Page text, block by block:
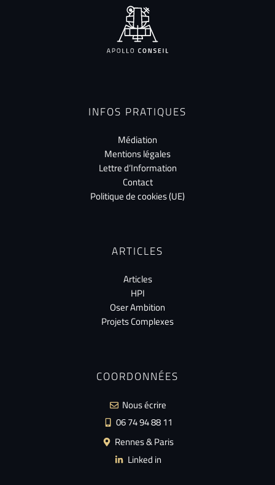
INFOS PRATIQUES
Médiation
Mentions légales
Lettre d’Information
Contact
Politique de cookies (UE)
ARTICLES
Articles
HPI
Oser Ambition
Projets Complexes
COORDONNÉES
Nous écrire
06 74 94 88 11
Rennes & Paris
Linked in